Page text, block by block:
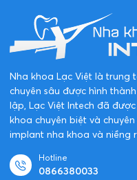
Nha khoa Lạc Việt là trung
chuyên sâu được hình
lập, Lạc Việt Intech đã
khoa chuyên biệt và
implant nha khoa và niềng
Hotline
0866380033